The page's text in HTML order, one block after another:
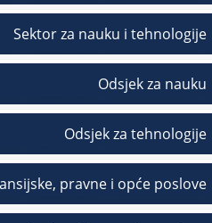
Sektor za nauku i tehnologije
Odsjek za nauku
Odsjek za tehnologije
pravne i opće poslove